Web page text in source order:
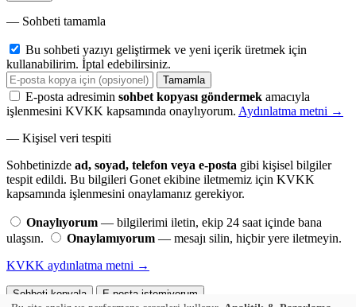
— Sohbeti tamamla
Bu sohbeti yazıyı geliştirmek ve yeni içerik üretmek için
kullanabilirim. İptal edebilirsiniz.
Tamamla
E-posta adresimin sohbet kopyası göndermek amacıyla
işlenmesini KVKK kapsamında onaylıyorum. Aydınlatma metni →
— Kişisel veri tespiti
Sohbetinizde ad, soyad, telefon veya e-posta gibi kişisel bilgiler
tespit edildi. Bu bilgileri Gonet ekibine iletmemiz için KVKK
kapsamında işlenmesini onaylamanız gerekiyor.
Onaylıyorum — bilgilerimi iletin, ekip 24 saat içinde bana
ulaşsın.
Onaylamıyorum — mesajı silin, hiçbir yere iletmeyin.
KVKK aydınlatma metni →
Sohbeti kopyala
E-posta istemiyorum